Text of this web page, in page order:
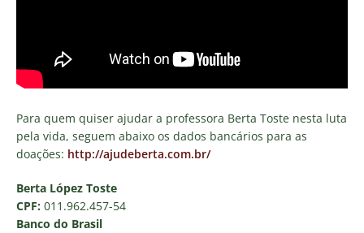
Para quem quiser ajudar a professora Berta Toste nesta luta
pela vida, seguem abaixo os dados bancários para as
doações: http://ajudeberta.com.br/
Berta López Toste
CPF: 011.962.457-54
Banco do Brasil